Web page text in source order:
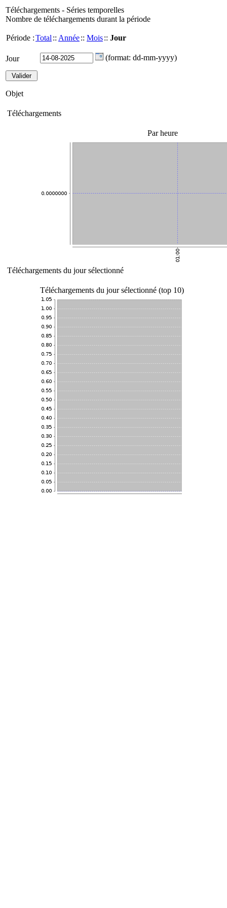
Téléchargements - Séries temporelles
Nombre de téléchargements durant la période
Période :Total :: Année:: Mois:: Jour
Jour (format: dd-mm-yyyy)
Objet
Téléchargements
Par heure
Téléchargements du jour sélectionné
Téléchargements du jour sélectionné (top 10)